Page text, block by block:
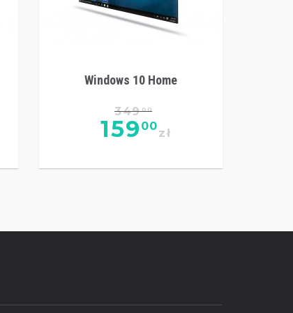
Windows 10 Home
34900
159 00
zł